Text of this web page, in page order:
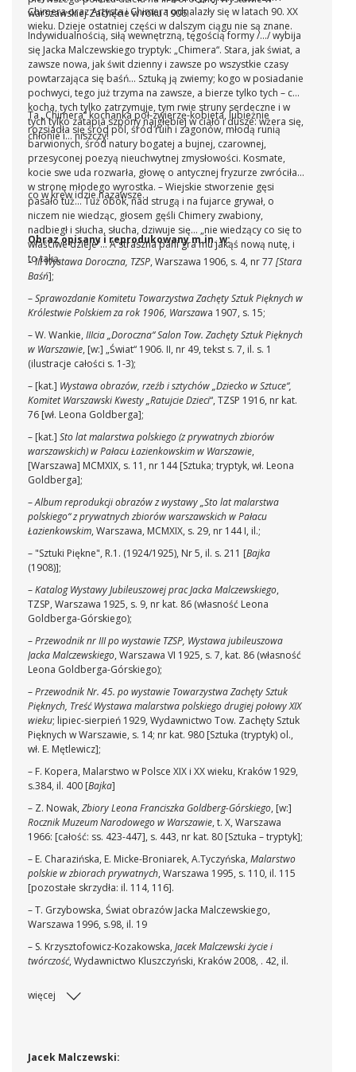
Chimera oraz Artysta i Chimera odnalazły się w latach 90. XX
wieku. Dzieje ostatniej części w dalszym ciągu nie są znane.
warszawskiej Zachęcie w roku 1906:
Indywidualnością, siłą wewnętrzną, tęgością formy /.../ wybija
się Jacka Malczewskiego tryptyk: „Chimera“. Stara, jak świat, a
zawsze nowa, jak świt dzienny i zawsze po wszystkie czasy
powtarzająca się baśń... Sztuką ją zwiemy; kogo w posiadanie
pochwyci, tego już trzyma na zawsze, a bierze tylko tych – co
kocha, tych tylko zatrzymuje, tym rwie struny serdeczne i w
tych tylko zatapia szpony najgłębiej w ciało i dusze: wżera się,
chłonie i... niszczy!
Ta „Chimera“ kochanka pół-zwierzę-kobieta, lubieżnie
rozsiadła się śród pól, śród ruin i zagonów, młodą runią
barwionych, śród natury bogatej a bujnej, czarownej,
przesyconej poezyą nieuchwytnej zmysłowości. Kosmate,
kocie swe uda rozwarła, głowę o antycznej fryzurze zwróciła
w stronę młodego wyrostka. – Wiejskie stworzenie gęsi
pasało tuż... Tuż obok, nad strugą i na fujarce grywał, o
niczem nie wiedząc, głosem gęśli Chimery zwabiony,
nadbiegł i słucha, słucha, dziwuje się... „nie wiedzący co się to
właściwe dzieje“... A straszna pani gra mu jakąś nową nutę, i
to taką,
co w krew idzie nazawsze.
Obraz opisany i reprodukowany m.in. w:
–III Wystawa Doroczna, TZSP, Warszawa 1906, s. 4, nr 77 [Stara
Baśń];
–Sprawozdanie Komitetu Towarzystwa Zachęty Sztuk Pięknych w
Królestwie Polskiem za rok 1906, Warszawa 1907, s. 15;
– W. Wankie, IIIcia „Doroczna“ Salon Tow. Zachęty Sztuk Pięknych
w Warszawie, [w:] „Świat“ 1906. II, nr 49, tekst s. 7, il. s. 1
(ilustracje całości s. 1-3);
– [kat.] Wystawa obrazów, rzeźb i sztychów „Dziecko w Sztuce“,
Komitet Warszawski Kwesty „Ratujcie Dzieci“, TZSP 1916, nr kat.
76 [wł. Leona Goldberga];
– [kat.] Sto lat malarstwa polskiego (z prywatnych zbiorów
warszawskich) w Pałacu Łazienkowskim w Warszawie,
[Warszawa] MCMXIX, s. 11, nr 144 [Sztuka; tryptyk, wł. Leona
Goldberga];
–Album reprodukcji obrazów z wystawy „Sto lat malarstwa
polskiego“ z prywatnych zbiorów warszawskich w Pałacu
Łazienkowskim, Warszawa, MCMXIX, s. 29, nr 144 I, il.;
– "Sztuki Piękne", R.1. (1924/1925), Nr 5, il. s. 211 [Bajka
(1908)];
–Katalog Wystawy Jubileuszowej prac Jacka Malczewskiego,
TZSP, Warszawa 1925, s. 9, nr kat. 86 (własność Leona
Goldberga-Górskiego);
–Przewodnik nr III po wystawie TZSP, Wystawa jubileuszowa
Jacka Malczewskiego, Warszawa VI 1925, s. 7, kat. 86 (własność
Leona Goldberga-Górskiego);
–Przewodnik Nr. 45. po wystawie Towarzystwa Zachęty Sztuk
Pięknych, Treść Wystawa malarstwa polskiego drugiej połowy XIX
wieku; lipiec-sierpień 1929, Wydawnictwo Tow. Zachęty Sztuk
Pięknych w Warszawie, s. 14; nr kat. 980 [Sztuka (tryptyk) ol.,
wł. E. Mętlewicz];
– F. Kopera, Malarstwo w Polsce XIX i XX wieku, Kraków 1929,
s.384, il. 400 [Bajka]
– Z. Nowak, Zbiory Leona Franciszka Goldberg-Górskiego, [w:]
Rocznik Muzeum Narodowego w Warszawie, t. X, Warszawa
1966: [całość: ss. 423-447], s. 443, nr kat. 80 [Sztuka – tryptyk];
– E. Charazińska, E. Micke-Broniarek, A.Tyczyńska, Malarstwo
polskie w zbiorach prywatnych, Warszawa 1995, s. 110, il. 115
[pozostałe skrzydła: il. 114, 116].
– T. Grzybowska, Świat obrazów Jacka Malczewskiego,
Warszawa 1996, s.98, il. 19
– S. Krzysztofowicz-Kozakowska, Jacek Malczewski życie i
twórczość, Wydawnictwo Kluszczyński, Kraków 2008, . 42, il.
więcej
Jacek Malczewski: